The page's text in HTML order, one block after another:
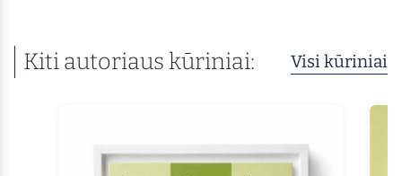
Kiti autoriaus kūriniai: Visi kūriniai